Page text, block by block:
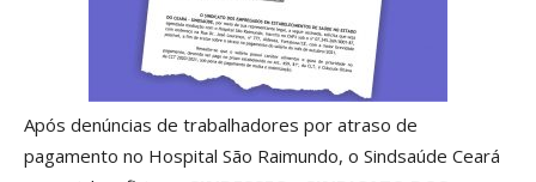
Após denúncias de trabalhadores por atraso de
pagamento no Hospital São Raimundo, o Sindsaúde Ceará